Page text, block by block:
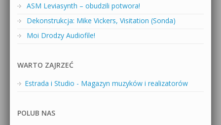
ASM Leviasynth – obudzili potwora!
Dekonstrukcja: Mike Vickers, Visitation (Sonda)
Moi Drodzy Audiofile!
WARTO ZAJRZEĆ
Estrada i Studio - Magazyn muzyków i realizatorów
POLUB NAS